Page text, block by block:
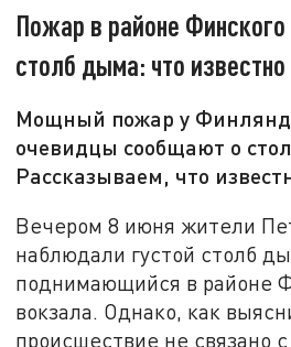
Пожар в районе
столб дыма: что известно
Мощный пожар у
очевидцы сообщают о
Рассказываем, что
Вечером 8 июня жители
наблюдали густой столб
поднимающийся в районе
вокзала. Однако, как
происшествие не связано